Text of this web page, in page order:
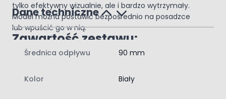
tylko efektywny wizualnie, ale i bardzo wytrzymały.
Model można postawić bezpośrednio na posadzce
lub wpuścić go w nią.
Zawartość zestawu:
brodzik prostokątny
Dane techniczne
Średnica odpływu 90 mm
Kolor Biały